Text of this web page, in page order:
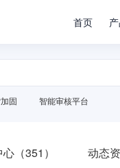
首页
固 智能审核平台
（351） 动态